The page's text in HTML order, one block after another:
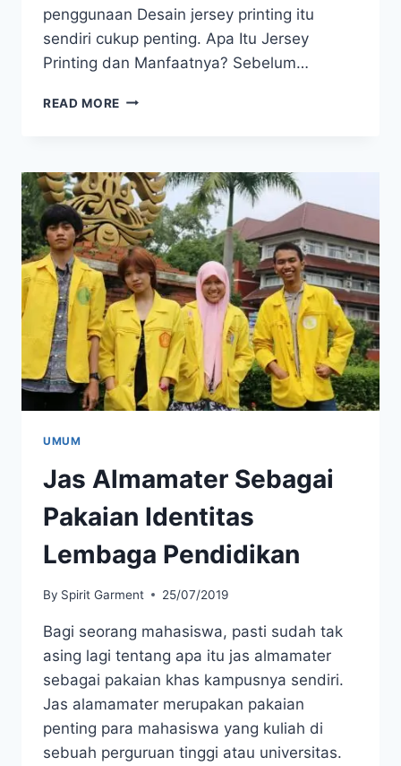
penggunaan Desain jersey printing itu
sendiri cukup penting. Apa Itu Jersey
Printing dan Manfaatnya? Sebelum…
READ MORE JERSEY
KEGITAN
OLAHRAGA
UMUM
Jas Almamater Sebagai
Pakaian Identitas
Lembaga Pendidikan
By Spirit Garment 25/07/2019
Bagi seorang mahasiswa, pasti sudah tak
asing lagi tentang apa itu jas almamater
sebagai pakaian khas kampusnya sendiri.
Jas alamamater merupakan pakaian
penting para mahasiswa yang kuliah di
sebuah perguruan tinggi atau universitas.